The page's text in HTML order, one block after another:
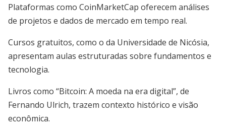
Plataformas como CoinMarketCap oferecem análises
de projetos e dados de mercado em tempo real.
Cursos gratuitos, como o da Universidade de Nicósia,
apresentam aulas estruturadas sobre fundamentos e
tecnologia.
Livros como “Bitcoin: A moeda na era digital”, de
Fernando Ulrich, trazem contexto histórico e visão
econômica.